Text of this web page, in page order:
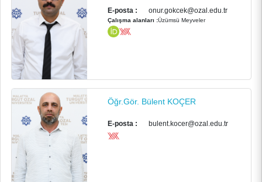
TOPLUMSAL KATKI
E-HİZMET
E-posta : onur.gokcek@ozal.edu.tr
Çalışma alanları :Üzümsü Meyveler
Öğr.Gör. Bülent KOÇER
E-posta : bulent.kocer@ozal.edu.tr